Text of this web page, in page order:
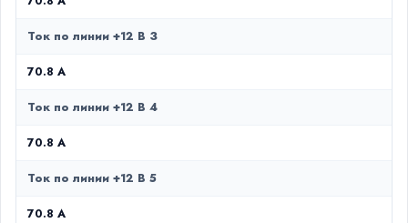
Ток по линии +12 В 3
70.8 A
Ток по линии +12 В 4
70.8 A
Ток по линии +12 В 5
70.8 A